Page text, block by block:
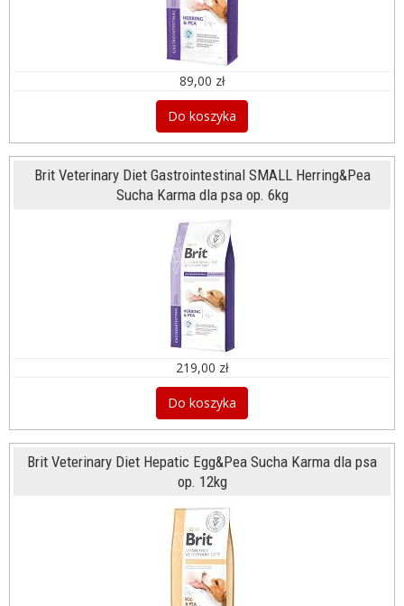
89,00 zł
Do koszyka
Brit Veterinary Diet Gastrointestinal SMALL Herring&Pea
Sucha Karma dla psa op. 6kg
219,00 zł
Do koszyka
Brit Veterinary Diet Hepatic Egg&Pea Sucha Karma dla psa
op. 12kg